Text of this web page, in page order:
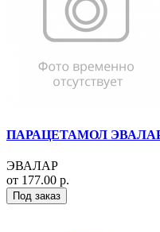
ПАРАЦЕТАМОЛ
ЭВАЛАР
от 177.00 р.
Под заказ